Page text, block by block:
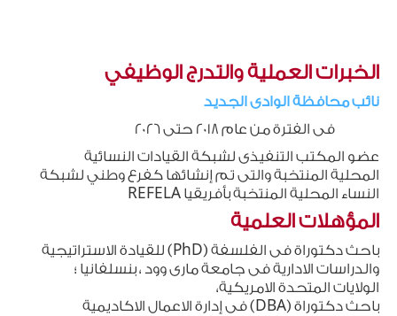
الخبرات العملية والتدرج الوظيفي
نائب محافظة الوادى الجديد
فى الفترة من عام 2018 حتى 2026
عضو المكتب التنفيذى لشبكة القيادات النسائية
المحلية المنتخبة والتى تم إنشائها كفرع وطني لشبكة
النساء المحلية المنتخبة بأفريقيا REFELA
المؤهلات العلمية
باحث دكتوراة فى الفلسفة (PhD) للقيادة الاستراتيجية
والدراسات الادارية فى جامعة مارى وود ، بنسلفانيا ؛
الولايات المتحدة الامريكية،
باحث دكتوراة (DBA) فى إدارة الاعمال الاكاديمية